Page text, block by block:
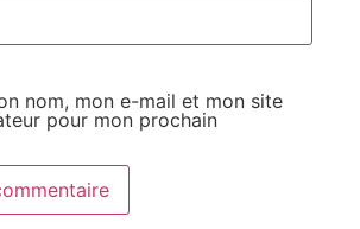
nom, mon e-mail et mon site
pour mon prochain